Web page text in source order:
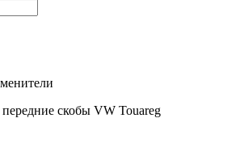
скобы VW Touareg